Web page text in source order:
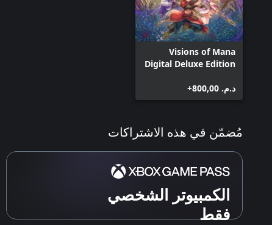
Visions of Mana
Digital Deluxe Edition
د.م.‏ 800,00+
مُضمّن في هذه الاشتراكات
الكمبيوتر الشخصي
فقط